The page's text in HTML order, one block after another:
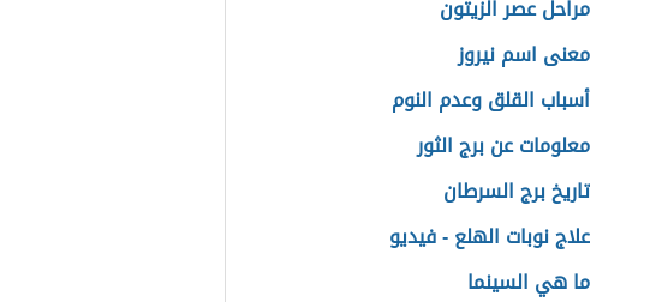
مراحل عصر الزيتون
معنى اسم نيروز
أسباب القلق وعدم النوم
معلومات عن برج الثور
تاريخ برج السرطان
علاج نوبات الهلع - فيديو
ما هي السينما